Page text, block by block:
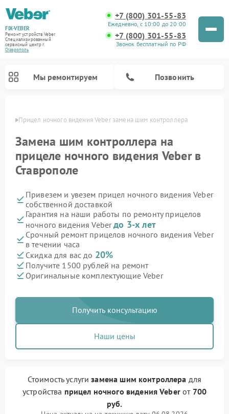
FIX-VEBER
Ремонт устройств Veber
Специализированный
cервисный центр г.
Ставрополь
+7 (800) 301-55-83
Ежедневно, с 10:00 до 20:00
+7 (800) 301-55-83
Звонок бесплатный по РФ
Мы ремонтируем Позвонить
Прицел ночного видения Veber замена шим контроллера
Замена шим контроллера на
прицеле ночного видения Veber в
Ставрополе
Привезем и увезем прицел ночного видения Veber
собственной доставкой
Гарантия на наши работы по ремонту прицелов
ночного видения Veberдо 3-х лет
Срочный ремонт прицелов ночного видения Veber
в течении часа
Скидка для вас до 20%
Получите 1500 рублей на ремонт
Оригинальные комплектующие Veber
Получить консультацию
Наши цены
Стоимость услугизамена шим контроллера для
устройства прицел ночного видения Veberот 700
руб.